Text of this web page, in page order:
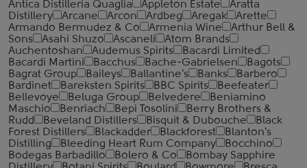
Antica Distilleria Quaglia
Appleton Estate
Aratta
Distillery
Arcane Arcon Ardbeg Aregak
Arette
Armando Bermudez & Co
Armenia Wine
Arthur Bell &
Sons
Asahi Shuzo Ascaneli
Atom Brands
Auchentoshan
Audemus Spirits
Bacardi Limited
Bacardi Martini
Bacchus Bache-Gabrielsen
Bagots
Bagrat Group
Baileys Ballantine's Banks
Barbero
Bardinet
Bareksten Spirits BBC Spirits
Beefeater
Bellevoye
Beluga Group Belvedere
Beniamino
Maschio
Benriach Bepi Tosolini
Berry Brothers &
Rudd
Beveland Distillers Bisquit & Dubouche
Black
Forest Distillers
Blackadder Blackforest
Blanton's
Distilling
Bleeding Heart Rum Company
Bocchino
Bodegas Barbadillo
Bolero & Co
Bombay Sapphire